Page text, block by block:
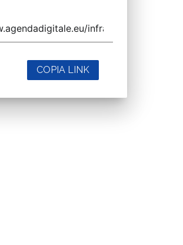
COPIA LINK